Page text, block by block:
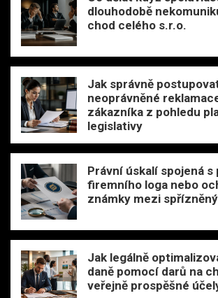
dlouhodobě
chod celého s.r.o.
Jak správně
neoprávněné
zákazníka z pohledu
legislativy
Právní úskalí spojená s
firemního loga nebo
známky mezi
Jak legálně
daně pomocí darů na
veřejně prospěšné